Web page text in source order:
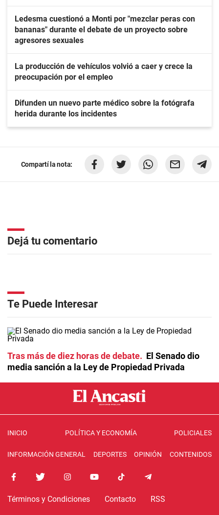
Ledesma cuestionó a Monti por "mezclar peras con
bananas" durante el debate de un proyecto sobre
agresores sexuales
La producción de vehículos volvió a caer y crece la
preocupación por el empleo
Difunden un nuevo parte médico sobre la fotógrafa
herida durante los incidentes
Compartí la nota:
Dejá tu comentario
Te Puede Interesar
Tras más de diez horas de debate
El Senado dio
media sanción a la Ley de Propiedad Privada
INICIO POLÍTICA Y ECONOMÍA POLICIALES
INFORMACIÓN GENERAL DEPORTES OPINIÓN CONTENIDOS
Términos y Condiciones Contacto RSS